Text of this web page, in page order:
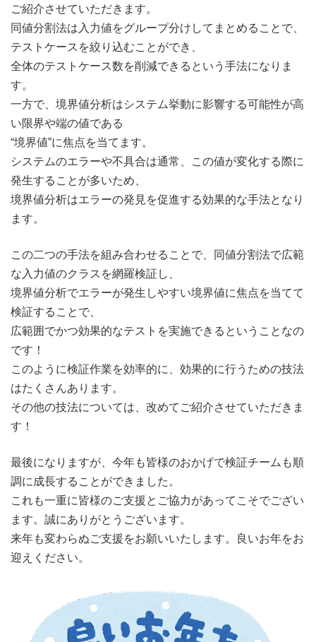
ご紹介させていただきます。
同値分割法は入力値をグループ分けしてまとめることで、
テストケースを絞り込むことができ、
全体のテストケース数を削減できるという手法になりま
す。
一方で、境界値分析はシステム挙動に影響する可能性が高
い限界や端の値である
“境界値”に焦点を当てます。
システムのエラーや不具合は通常、この値が変化する際に
発生することが多いため、
境界値分析はエラーの発見を促進する効果的な手法となり
ます。
この二つの手法を組み合わせることで、同値分割法で広範
な入力値のクラスを網羅検証し、
境界値分析でエラーが発生しやすい境界値に焦点を当てて
検証することで、
広範囲でかつ効果的なテストを実施できるということなの
です！
このように検証作業を効率的に、効果的に行うための技法
はたくさんあります。
その他の技法については、改めてご紹介させていただきま
す！
最後になりますが、今年も皆様のおかげで検証チームも順
調に成長することができました。
これも一重に皆様のご支援とご協力があってこそでござい
ます。誠にありがとうございます。
来年も変わらぬご支援をお願いいたします。良いお年をお
迎えください。